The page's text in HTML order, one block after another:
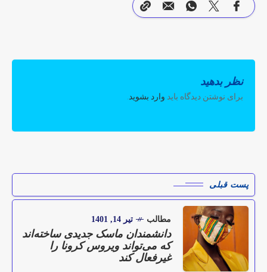
نظر بدهید
برای نوشتن دیدگاه باید وارد بشوید.
پست قبلی
مطالب تیر 14, 1401
دانشمندان ماسک جدیدی ساخته‌اند
که می‌تواند ویروس کرونا را
غیرفعال کند